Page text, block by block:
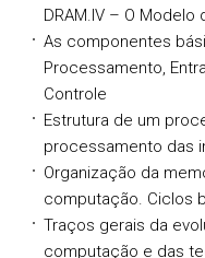
DRAM.IV – O Modelo
As componentes
Processamento,
Controle
Estrutura de um
processamento das
Organização da
computação. Ciclos
Traços gerais da
computação e das